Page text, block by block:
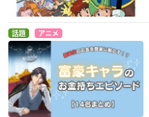
話題 アニメ